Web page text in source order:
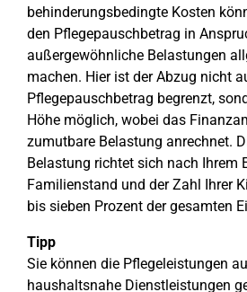
behinderungsbedingte Kosten
den Pflegepauschbetrag in
außergewöhnliche Belastungen
machen. Hier ist der Abzug nicht
Pflegepauschbetrag begrenzt,
Höhe möglich, wobei das
zumutbare Belastung anrechnet.
Belastung richtet sich nach Ihrem
Familienstand und der Zahl Ihrer
bis sieben Prozent der gesamten
Tipp
Sie können die Pflegeleistungen
haushaltsnahe Dienstleistungen